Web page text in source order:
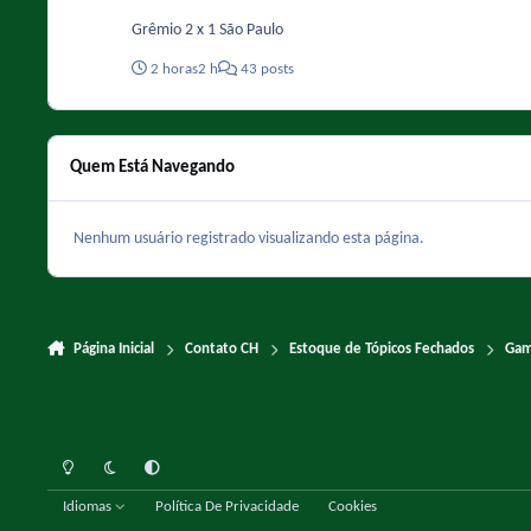
Grêmio 2 x 1 São Paulo
2 horas2 h 43 posts
Quem Está Navegando
Nenhum usuário registrado visualizando esta página.
Página Inicial Contato CH Estoque de Tópicos Fechados
Light ModeDark ModeSystem Preference
Idiomas Política De Privacidade Cookies